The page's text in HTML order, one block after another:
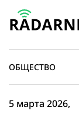
ОБЩЕСТВО
5 марта 2026,